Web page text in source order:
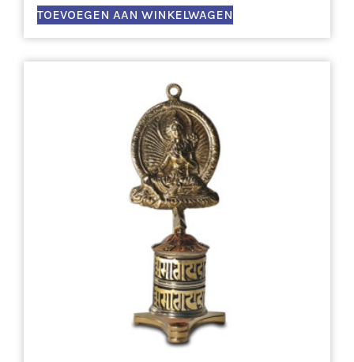
TOEVOEGEN AAN WINKELWAGEN